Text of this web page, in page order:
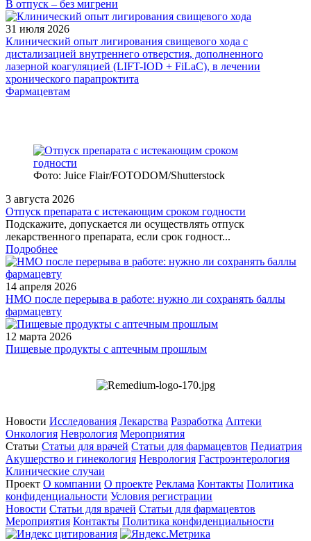
В отпуск – без мигрени
31 июля 2026
Клинический опыт лигирования свищевого хода с
дистализацией внутреннего отверстия, дополненного
лазерной коагуляцией (LIFT-IOD + FiLaC), в лечении
хронического парапроктита
Фармацевтам
Фото: Juice Flair/FOTODOM/Shutterstoсk
3 августа 2026
Отпуск препарата с истекающим сроком годности
Подскажите, допускается ли осуществлять отпуск
лекарственного препарата, если срок годност...
Подробнее
14 апреля 2026
НМО после перерыва в работе: нужно ли сохранять баллы
фармацевту
12 марта 2026
Пищевые продукты с аптечным прошлым
Новости Исследования Лекарства Разработка Аптеки
Онкология Неврология Мероприятия
Статьи Статьи для врачей Статьи для фармацевтов Педиатрия
Акушерство и гинекология Неврология Гастроэнтерология
Клинические случаи
Проект О компании О проекте Реклама Контакты Политика
конфиденциальности Условия регистрации
Новости Статьи для врачей Статьи для фармацевтов
Мероприятия Контакты Политика конфиденциальности